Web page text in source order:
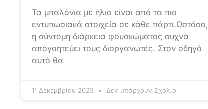
Τα μπαλόνια με ήλιο είναι από τα πιο
εντυπωσιακά στοιχεία σε κάθε πάρτι.Ωστόσο,
η σύντομη διάρκεια φουσκώματος συχνά
απογοητεύει τους διοργανωτές. Στον οδηγό
αυτό θα
11 Δεκεμβρίου 2025 Δεν υπάρχουν Σχόλια